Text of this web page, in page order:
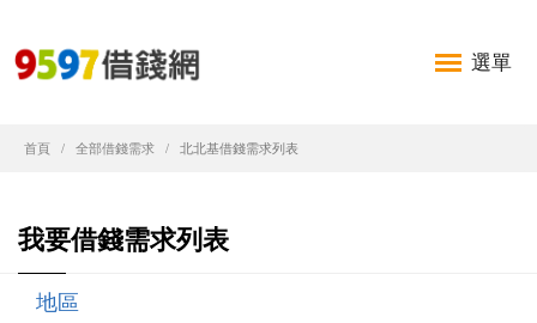
選單
首頁 全部借錢需求 北北基借錢需求列表
我要借錢需求列表
地區